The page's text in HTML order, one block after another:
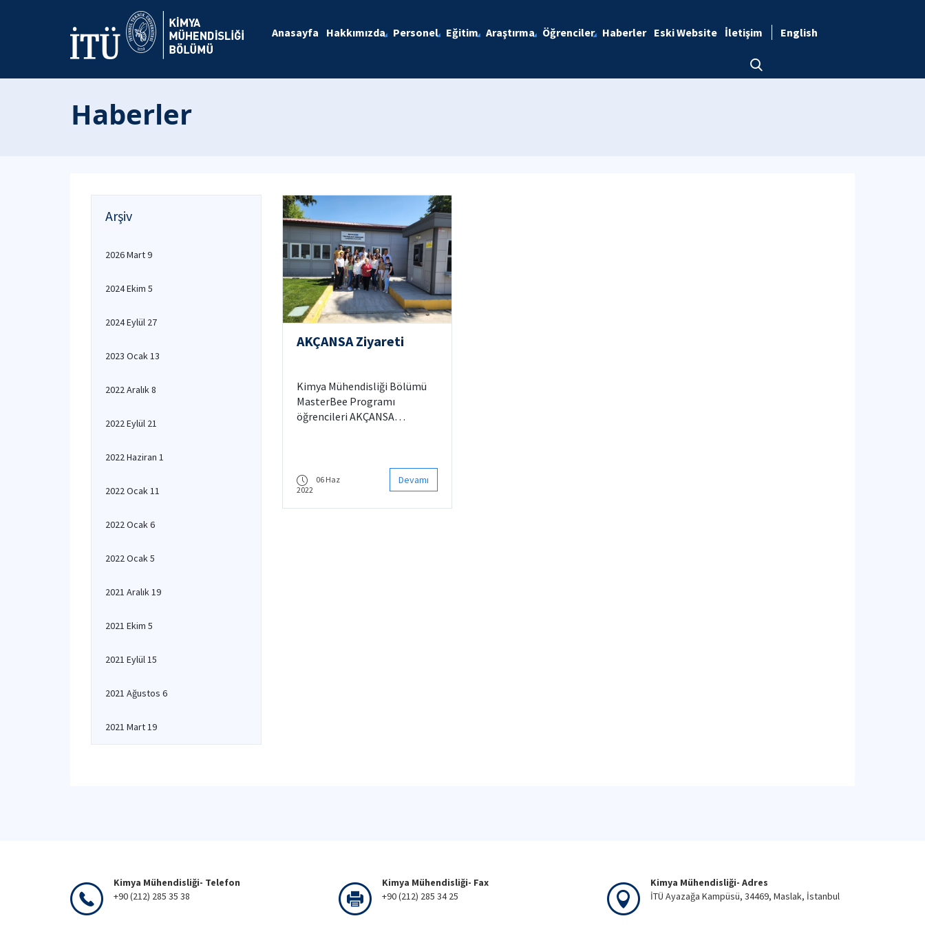
Anasayfa Hakkımızda Personel Eğitim Araştırma Öğrenciler Haberler Eski Website İletişim English
Haberler
Arşiv
2026 Mart 9
2024 Ekim 5
2024 Eylül 27
2023 Ocak 13
2022 Aralık 8
2022 Eylül 21
2022 Haziran 1
2022 Ocak 11
2022 Ocak 6
2022 Ocak 5
2021 Aralık 19
2021 Ekim 5
2021 Eylül 15
2021 Ağustos 6
2021 Mart 19
AKÇANSA Ziyareti
Kimya Mühendisliği Bölümü
MasterBee Programı
öğrencileri AKÇANSA
06 Haz
2022
Devamı
Kimya Mühendisliği- Telefon
+90 (212) 285 35 38
Kimya Mühendisliği- Fax
+90 (212) 285 34 25
Kimya Mühendisliği- Adres
İTÜ Ayazağa Kampüsü, 34469, Maslak, İstanbul